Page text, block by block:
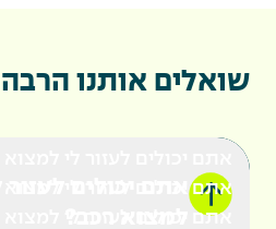
שואלים אותנו הרבה
אתם יכולים לעזור לי למצוא
אתם יכולים לעזור לי למצוא